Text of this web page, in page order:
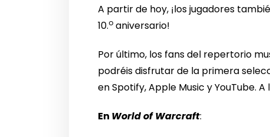
A partir de hoy, ¡los jugadores
10.o aniversario!
Por último, los fans del repertorio
podréis disfrutar de la primera
en Spotify, Apple Music y YouTube.
En World of Warcraft: